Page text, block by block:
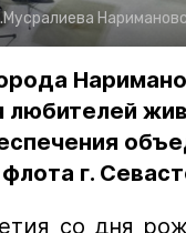
любителей
г.
со дня